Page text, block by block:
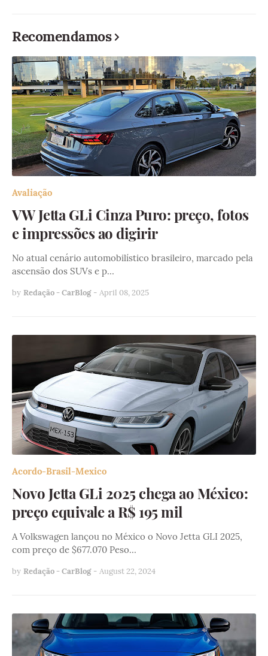
Recomendamos
Avaliação
VW Jetta GLi Cinza Puro: preço, fotos
e impressões ao digirir
No atual cenário automobilístico brasileiro, marcado pela
ascensão dos SUVs e p…
by Redação - CarBlog - April 08, 2025
Acordo-Brasil-Mexico
Novo Jetta GLi 2025 chega ao México:
preço equivale a R$ 195 mil
A Volkswagen lançou no México o Novo Jetta GLI 2025,
com preço de $677.070 Peso…
by Redação - CarBlog - August 22, 2024